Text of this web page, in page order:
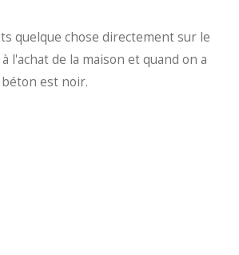
quelque chose directement sur le
l'achat de la maison et quand on a
est noir.